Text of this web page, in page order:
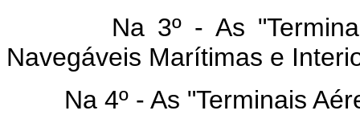
Na 3º - As "Terminais
Navegáveis Marítimas e
Na 4º - As "Terminais